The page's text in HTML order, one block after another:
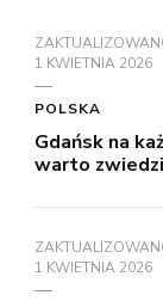
1 KWIETNIA 2026
POLSKA
Gdańsk na
warto
1 KWIETNIA 2026